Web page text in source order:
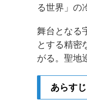
る世界」の
舞台となる
とする精密
がる。聖地
あらす